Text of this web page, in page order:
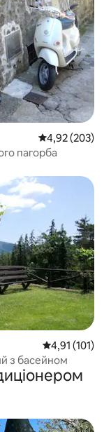
Середня
4,92 (203)
пагорба
Середня
4,91 (101)
з басейном